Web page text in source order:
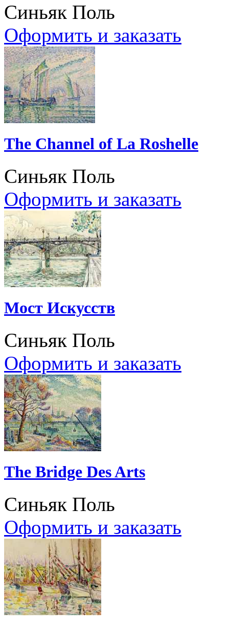
Синьяк Поль
Оформить и заказать
The Channel of La Roshelle
Синьяк Поль
Оформить и заказать
Мост Искусств
Синьяк Поль
Оформить и заказать
The Bridge Des Arts
Синьяк Поль
Оформить и заказать